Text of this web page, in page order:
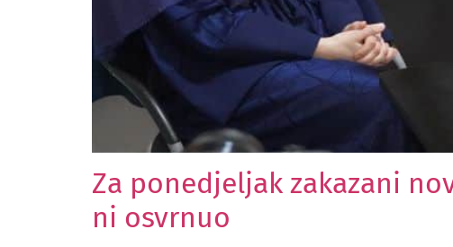
Za ponedjeljak zakazani
ni osvrnuo